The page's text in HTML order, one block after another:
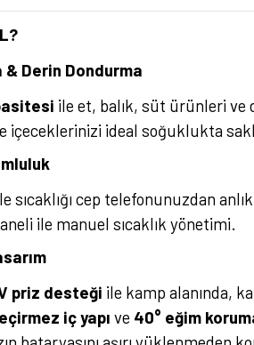
Derin Dondurma
ile et, balık, süt ürünleri ve
içeceklerinizi ideal soğuklukta
sıcaklığı cep telefonunuzdan
ile manuel sıcaklık yönetimi.
priz desteği ile kamp alanında,
iç yapı ve 40° eğim